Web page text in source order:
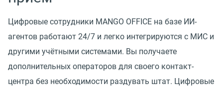
Цифровые сотрудники MANGO OFFICE на базе ИИ-
агентов работают 24/7 и легко интегрируются с МИС и
другими учётными системами. Вы получаете
дополнительных операторов для своего контакт-
центра без необходимости раздувать штат. Цифровые